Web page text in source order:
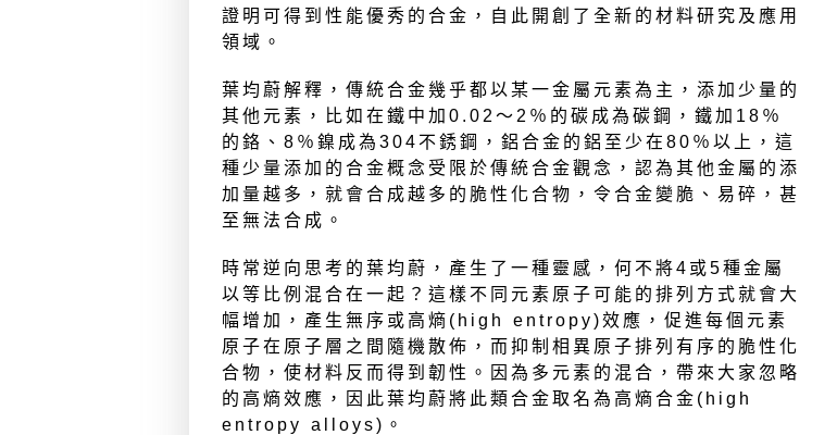
證明可得到性能優秀的合金，自此開創了全新的材料研究及應用
領域。
葉均蔚解釋，傳統合金幾乎都以某一金屬元素為主，添加少量的
其他元素，比如在鐵中加0.02～2％的碳成為碳鋼，鐵加18％
的鉻、8％鎳成為304不銹鋼，鋁合金的鋁至少在80％以上，這
種少量添加的合金概念受限於傳統合金觀念，認為其他金屬的添
加量越多，就會合成越多的脆性化合物，令合金變脆、易碎，甚
至無法合成。
時常逆向思考的葉均蔚，產生了一種靈感，何不將4或5種金屬
以等比例混合在一起？這樣不同元素原子可能的排列方式就會大
幅增加，產生無序或高熵(high entropy)效應，促進每個元素
原子在原子層之間隨機散佈，而抑制相異原子排列有序的脆性化
合物，使材料反而得到韌性。因為多元素的混合，帶來大家忽略
的高熵效應，因此葉均蔚將此類合金取名為高熵合金(high
entropy alloys)。